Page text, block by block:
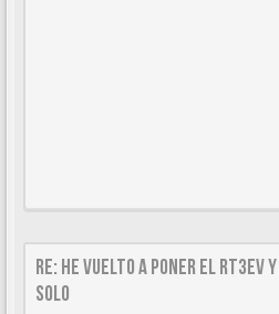
Re: He vuelto a poner el RT3ev
solo